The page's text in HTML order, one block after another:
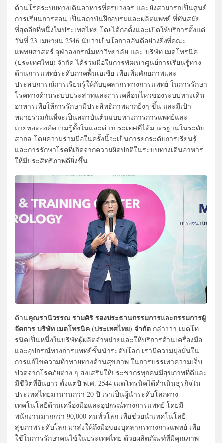
ด้านโรคระบบทางเดินอาหารที่ครบวงจร และยังสามารถเป็นศูนย์
การเรียนการสอน เป็นสถาบันฝึกอบรมและผลิตแพทย์ ที่ทันสมัย
ที่สุดอีกที่หนึ่งในประเทศไทย โดยได้ก่อตั้งและเปิดให้บริการตั้งแต่
วันที่ 23 เมษายน 2546 นับว่าเป็นโอกาสอันดีอย่างยิ่งที่คณะ
แพทยศาสตร์ จุฬาลงกรณ์มหาวิทยาลัย และ บริษัท เมดโทรนิค
(ประเทศไทย) จำกัด ได้ร่วมมือในการพัฒนาศูนย์การเรียนรู้ทาง
ด้านการแพทย์ระดับภาคพื้นเอเชีย เพื่อเพิ่มศักยภาพและ
ประสบการณ์การเรียนรู้ให้กับบุคลากรทางการแพทย์ ในการรักษา
โรคทางด้านระบบประสาทและการเคลื่อนไหวของระบบทางเดิน
อาหารเพื่อให้การรักษามีประสิทธิภาพมากยิ่งๆ ขึ้น และมีเป้า
หมายร่วมกันที่จะเป็นสถาบันต้นแบบทางการการแพทย์และ
ถ่ายทอดองค์ความรู้ทั้งในและต่างประเทศที่ได้มาตรฐานในระดับ
สากล โดยความร่วมมือในครั้งนี้จะเป็นการยกระดับการเรียนรู้
และการรักษาโรคที่เกิดจากความผิดปกติในระบบทางเดินอาหาร
ให้มีประสิทธิภาพดียิ่งขึ้น
ด้านคุณรานีวรรณ รามศิริ รองประธานกรรมการและกรรมการผู้
จัดการ บริษัท เมดโทรนิค (ประเทศไทย) จำกัด กล่าวว่า เมดโท
รนิคเป็นหนึ่งในบริษัทผู้ผลิตจำหน่ายและให้บริการด้านเครื่องมือ
และอุปกรณ์ทางการแพทย์ชั้นนำระดับโลก เรามีความมุ่งมั่นใน
การแก้ไขความท้าทายทางด้านสุขภาพ ในการบรรเทาความเจ็บ
ปวดจากโรคภัยต่าง ๆ ส่งเสริมให้ประชากรทุกคนมีสุขภาพที่ดีและ
มีชีวิตที่ยืนยาว ตั้งแต่ปี พ.ศ. 2544 เมดโทรนิคได้ดําเนินธุรกิจใน
ประเทศไทยมานานกว่า 20 ปี เราเป็นผู้นําระดับโลกทาง
เทคโนโลยีด้านเครื่องมือและอุปกรณ์ทางการแพทย์ โดยมี
พนักงานมากกว่า 90,000 คนทั่วโลก เพื่อช่วยนำเทคโนโลยี
สุขภาพระดับโลก มาส่งให้ถึงมือของบุคลากรทางการแพทย์ เพื่อ
ใช้ในการรักษาคนไข้ในประเทศไทย ด้วยผลิตภัณฑ์ที่มีคุณภาพ